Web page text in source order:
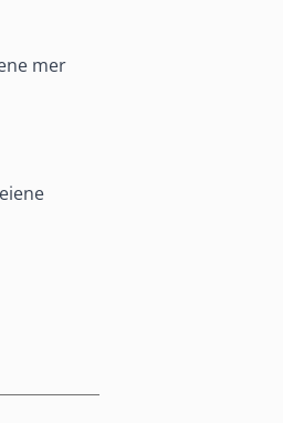
mer